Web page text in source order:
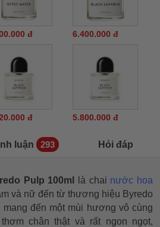
đ 6.400.000 đ
đ 5.800.000 đ
luận 293 Hỏi đáp
Pulp 100ml là chai nước hoa
và nữ đến từ thương hiệu Byredo
mang đến một mùi hương vô cùng
chân thật và rất ngon ngọt,